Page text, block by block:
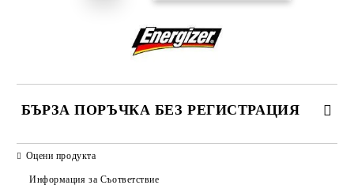
БЪРЗА ПОРЪЧКА БЕЗ РЕГИСТРАЦИЯ
Оцени продукта
Информация за Съответствие